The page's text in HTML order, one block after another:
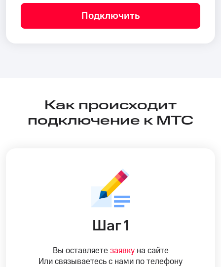
Подключить
Как происходит
подключение к МТС
Шаг 1
Вы оставляете заявкуна сайте
Или связываетесь с нами по телефону